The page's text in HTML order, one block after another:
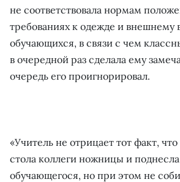
не соответствовала нормам
требованиях к одежде и внешнему
обучающихся, в связи с чем
в очередной раз сделала ему
очередь его проигнорировал.
«Учитель не отрицает тот факт, что
стола коллеги ножницы и
обучающегося, но при этом не